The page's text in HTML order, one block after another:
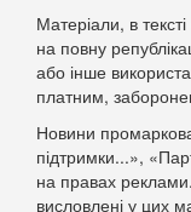
Матеріали, в
на повну
або інше
платним,
Новини
підтримки...»,
на правах
висловлені у цих